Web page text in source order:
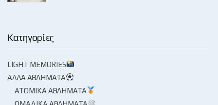
Κατηγορίες
LIGHT MEMORIES
ΆΛΛΑ ΑΘΛΉΜΑΤΑ
ΑΤΟΜΙΚΆ ΑΘΛΉΜΑΤΑ